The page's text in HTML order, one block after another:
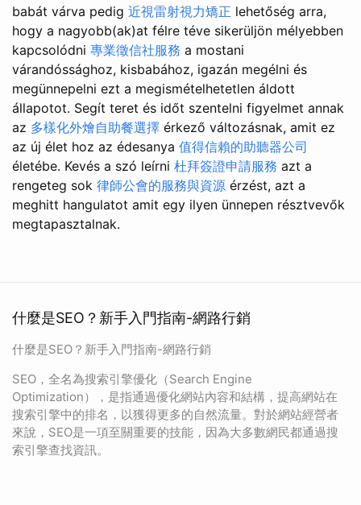
babát várva pedig 近視雷射視力矯正 lehetőség arra,
hogy a nagyobb(ak)at félre téve sikerüljön mélyebben
kapcsolódni 專業徵信社服務 a mostani
várandóssághoz, kisbabához, igazán megélni és
megünnepelni ezt a megismételhetetlen áldott
állapotot. Segít teret és időt szentelni figyelmet annak
az 多樣化外燴自助餐選擇 érkező változásnak, amit ez
az új élet hoz az édesanya 值得信賴的助聽器公司
életébe. Kevés a szó leírni 杜拜簽證申請服務 azt a
rengeteg sok 律師公會的服務與資源 érzést, azt a
meghitt hangulatot amit egy ilyen ünnepen résztvevők
megtapasztalnak.
什麼是SEO？新手入門指南-網路行銷
什麼是SEO？新手入門指南-網路行銷
SEO，全名為搜索引擎優化（Search Engine
Optimization），是指通過優化網站內容和結構，提高網站在
搜索引擎中的排名，以獲得更多的自然流量。對於網站經營者
來說，SEO是一項至關重要的技能，因為大多數網民都通過搜
索引擎查找資訊。